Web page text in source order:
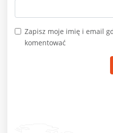
Zapisz moje imię i email
komentować